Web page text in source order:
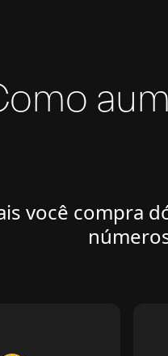
você compra